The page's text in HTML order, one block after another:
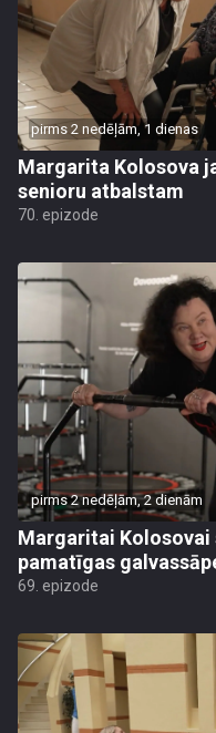
pirms 2 nedēļām, 1 dienas
Margarita Kolosova
senioru atbalstam
70. epizode
pirms 2 nedēļām, 2 dienām
Margaritai
pamatīgas
69. epizode